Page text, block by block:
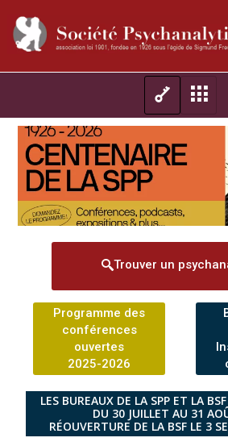
Trouver un
Programme des
conférences
ouvertes
2025-2026
LES BUREAUX DE LA SPP ET LA
DU 30 JUILLET AU 31
RÉOUVERTURE DE LA BSF LE 3